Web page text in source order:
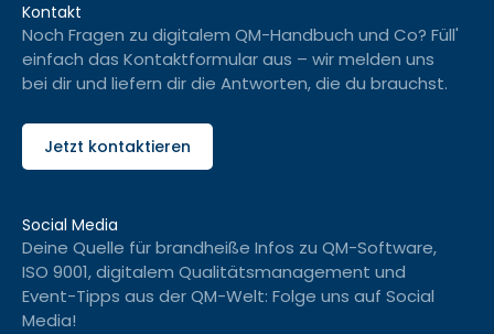
Kontakt
Noch Fragen zu digitalem QM-Handbuch und Co? Füll'
einfach das Kontaktformular aus – wir melden uns
bei dir und liefern dir die Antworten, die du brauchst.
Jetzt kontaktieren
Social Media
Deine Quelle für brandheiße Infos zu QM-Software,
ISO 9001, digitalem Qualitätsmanagement und
Event-Tipps aus der QM-Welt: Folge uns auf Social
Media!